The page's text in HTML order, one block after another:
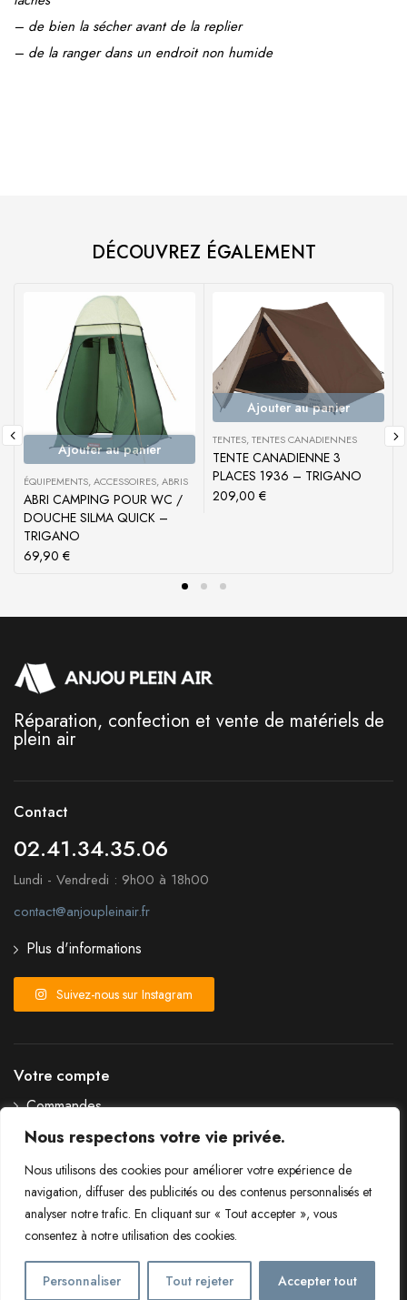
Nous respectons votre vie privée.
Nous utilisons des cookies pour améliorer votre expérience de
navigation, diffuser des publicités ou des contenus personnalisés et
analyser notre trafic. En cliquant sur « Tout accepter », vous
consentez à notre utilisation des cookies.
Personnaliser Tout rejeter Accepter tout
– de bien la sécher avant de la replier
– de la ranger dans un endroit non humide
DÉCOUVREZ ÉGALEMENT
Ajouter au panier
ÉQUIPEMENTS,ACCESSOIRES,ABRIS
ABRI CAMPING POUR WC /
DOUCHE SILMA QUICK –
TRIGANO
69,90 €
Ajouter au panier
TENTES,TENTES CANADIENNES
TENTE CANADIENNE 3
PLACES 1936 – TRIGANO
209,00 €
Réparation, confection et vente de matériels de
plein air
Contact
02.41.34.35.06
Lundi - Vendredi : 9h00 à 18h00
contact@anjoupleinair.fr
Plus d'informations
Suivez-nous sur Instagram
Votre compte
Commandes
Détails du compte
Mot de passe perdu
Livraison et frais de port
Conditions générales de vente
Mentions légales
Politique de confidentialité